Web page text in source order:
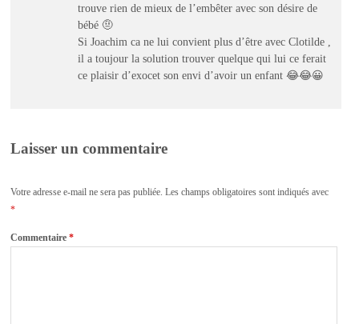
trouve rien de mieux de l’embêter avec son désire de
bébé 🤨
Si Joachim ca ne lui convient plus d’être avec Clotilde ,
il a toujour la solution trouver quelque qui lui ce ferait
ce plaisir d’exocet son envi d’avoir un enfant 😂😂😀
Laisser un commentaire
Votre adresse e-mail ne sera pas publiée. Les champs obligatoires sont indiqués avec
*
Commentaire*